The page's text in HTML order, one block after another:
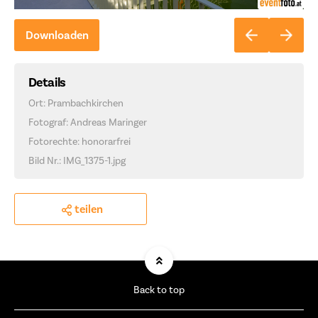
Downloaden
Details
Ort: Prambachkirchen
Fotograf: Andreas Maringer
Fotorechte: honorarfrei
Bild Nr.: IMG_1375-1.jpg
teilen
Back to top